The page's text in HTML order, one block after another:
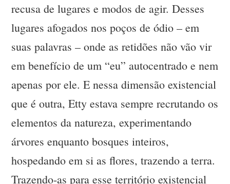
recusa de lugares e modos de agir. Desses
lugares afogados nos poços de ódio – em
suas palavras – onde as retidões não vão vir
em benefício de um “eu” autocentrado e nem
apenas por ele. E nessa dimensão existencial
que é outra, Etty estava sempre recrutando os
elementos da natureza, experimentando
árvores enquanto bosques inteiros,
hospedando em si as flores, trazendo a terra.
Trazendo-as para esse território existencial